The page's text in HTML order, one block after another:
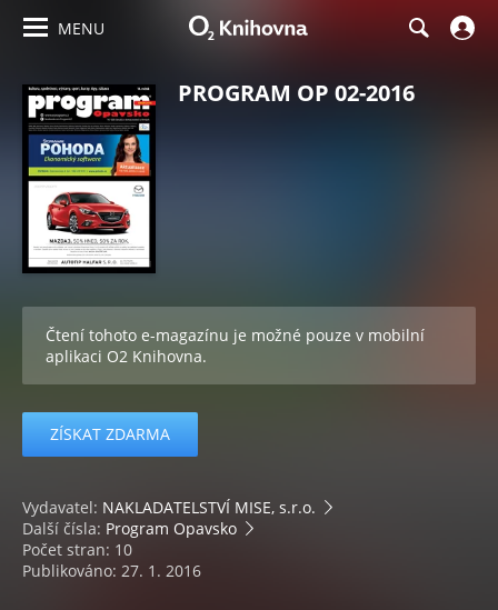
MENU
PROGRAM OP 02-2016
Čtení tohoto e-magazínu je možné pouze v mobilní
aplikaci O2 Knihovna.
ZÍSKAT ZDARMA
Vydavatel: NAKLADATELSTVÍ MISE, s.r.o.
Další čísla: Program Opavsko
Počet stran: 10
Publikováno: 27. 1. 2016